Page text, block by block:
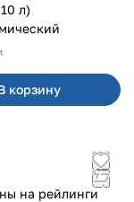
л)
корзину
на рейлинги